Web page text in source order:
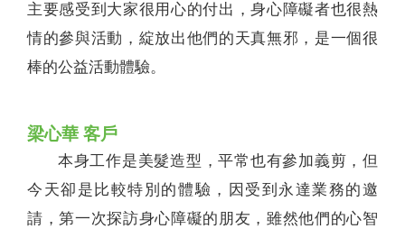
主要感受到大家很用心的付出，身心障礙者也很熱
情的參與活動，綻放出他們的天真無邪，是一個很
棒的公益活動體驗。
梁心華 客戶
本身工作是美髮造型，平常也有參加義剪，但
今天卻是比較特別的體驗，因受到永達業務的邀
請，第一次探訪身心障礙的朋友，雖然他們的心智